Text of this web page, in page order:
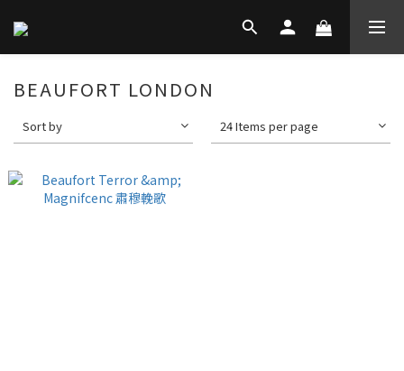
BEAUFORT LONDON
Sort by 24 Items per page